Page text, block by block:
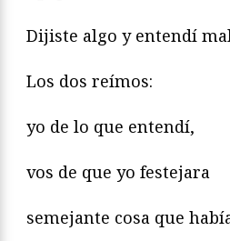
Dijiste algo y entendí
Los dos reímos:
yo de lo que entendí,
vos de que yo festejara
semejante cosa que